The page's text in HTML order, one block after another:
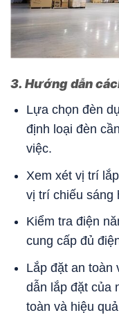
3. Hướng dẫn
Lựa chọn đèn
định loại đèn
việc.
Xem xét vị trí
vị trí chiếu sáng
Kiểm tra điện
cung cấp đủ
Lắp đặt an toàn
dẫn lắp đặt của
toàn và hiệu